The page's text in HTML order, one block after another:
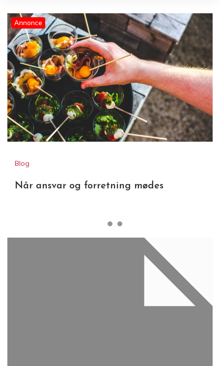
Når ansvar og forretning mødes
Annonce
Blog
Når ansvar og forretning mødes